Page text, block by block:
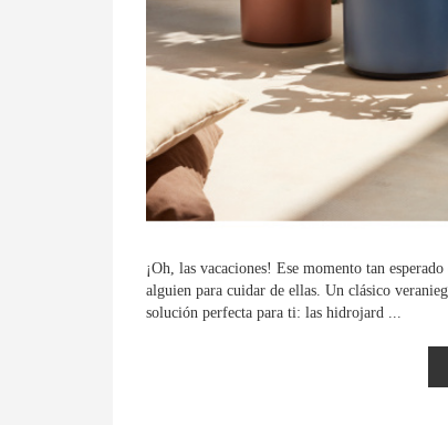
¡Oh, las vacaciones! Ese momento tan
alguien para cuidar de ellas. Un clásico
solución perfecta para ti: las hidrojard ...